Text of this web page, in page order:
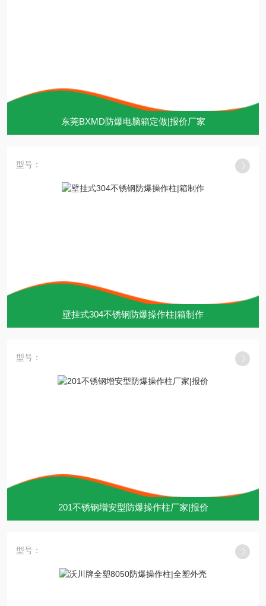
东莞BXMD防爆电脑箱定做|报价厂家
型号：
壁挂式304不锈钢防爆操作柱|箱制作
型号：
201不锈钢增安型防爆操作柱厂家|报价
型号：